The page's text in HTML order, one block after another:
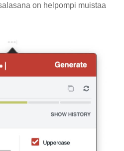
on helpompi muistaa